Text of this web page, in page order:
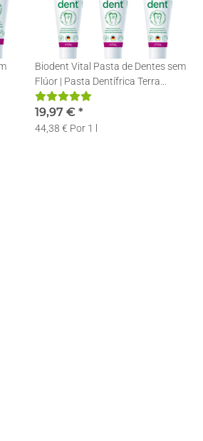
Biodent Vital Pasta de Dentes sem
Flúor | Pasta Dentífrica Terra
Natura | 6 x 75ml
19,97 € *
44,38 € Por 1 l